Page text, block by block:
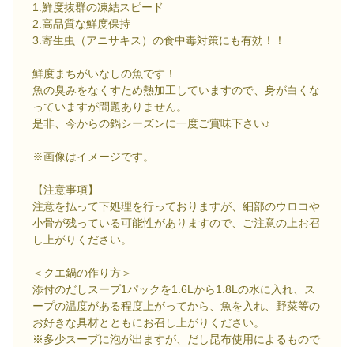
1.鮮度抜群の凍結スピード
2.高品質な鮮度保持
3.寄生虫（アニサキス）の食中毒対策にも有効！！
鮮度まちがいなしの魚です！
魚の臭みをなくすため熱加工していますので、身が白くな
っていますが問題ありません。
是非、今からの鍋シーズンに一度ご賞味下さい♪
※画像はイメージです。
【注意事項】
注意を払って下処理を行っておりますが、細部のウロコや
小骨が残っている可能性がありますので、ご注意の上お召
し上がりください。
＜クエ鍋の作り方＞
添付のだしスープ1パックを1.6Lから1.8Lの水に入れ、ス
ープの温度がある程度上がってから、魚を入れ、野菜等の
お好きな具材とともにお召し上がりください。
※多少スープに泡が出ますが、だし昆布使用によるもので